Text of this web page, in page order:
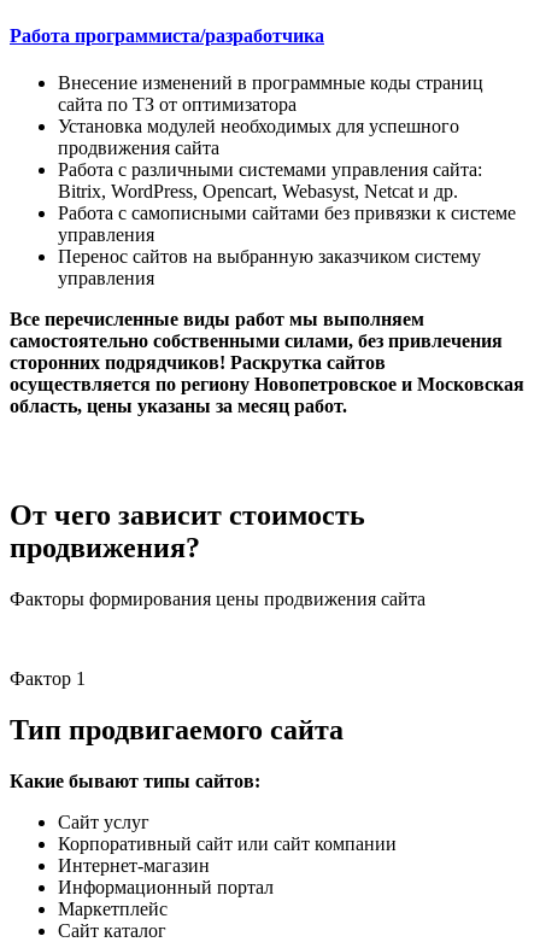
Работа программиста/разработчика
Внесение изменений в программные коды страниц
сайта по ТЗ от оптимизатора
Установка модулей необходимых для успешного
продвижения сайта
Работа с различными системами управления сайта:
Bitrix, WordPress, Opencart, Webasyst, Netcat и др.
Работа с самописными сайтами без привязки к системе
управления
Перенос сайтов на выбранную заказчиком систему
управления
Все перечисленные виды работ мы выполняем
самостоятельно собственными силами, без привлечения
сторонних подрядчиков! Раскрутка сайтов
осуществляется по региону Новопетровское и Московская
область, цены указаны за месяц работ.
От чего зависит стоимость
продвижения?
Факторы формирования цены продвижения сайта
Фактор 1
Тип продвигаемого сайта
Какие бывают типы сайтов:
Сайт услуг
Корпоративный сайт или сайт компании
Интернет-магазин
Информационный портал
Маркетплейс
Сайт каталог